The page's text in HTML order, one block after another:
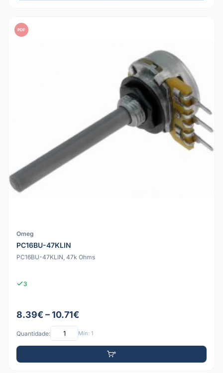
PDF
Omeg
PC16BU-47KLIN
PC16BU-47KLIN, 47k Ohms
3
8.39€ – 10.71€
Quantidade: Mín: 1